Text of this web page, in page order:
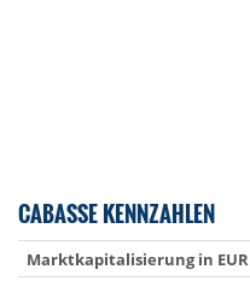
CABASSE KENNZAHLEN
Marktkapitalisierung in EUR